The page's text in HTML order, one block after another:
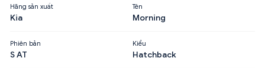
Hãng sản xuất
Kia
Tên
Morning
Phiên bản
S AT
Kiểu
Hatchback